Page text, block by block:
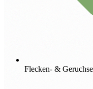
Flecken- &